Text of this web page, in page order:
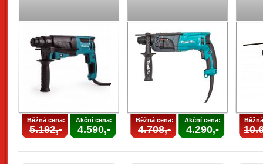
Běžná cena:
5.192,-
Akční cena:
4.590,-
Běžná cena:
4.708,-
Akční cena:
4.290,-